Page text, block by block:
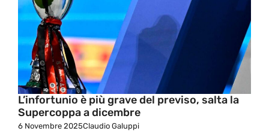
L’infortunio è più grave del previso, salta la
Supercoppa a dicembre
6 Novembre 2025Claudio Galuppi